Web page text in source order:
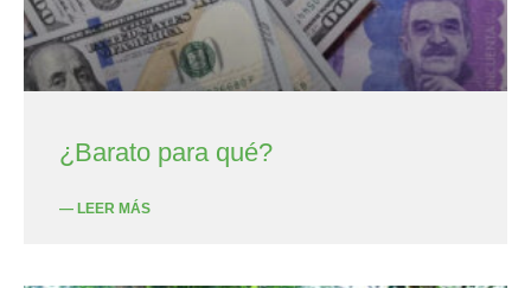
¿Barato para qué?
— LEER MÁS